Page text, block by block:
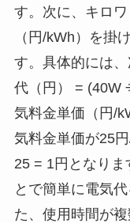
す。次に、キロ
（円/kWh）を掛
す。具体的には
代（円） = (40W
気料金単価（円/
気料金単価が25
25 = 1円となりま
とで簡単に電気
た、使用時間が